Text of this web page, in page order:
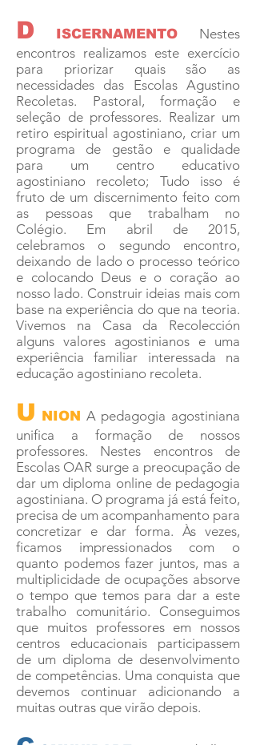
D ISCERNAMENTO
Nestes
encontros realizamos este exercício
para priorizar quais são as
necessidades das Escolas Agustino
Recoletas. Pastoral, formação e
seleção de professores. Realizar um
retiro espiritual agostiniano, criar um
programa de gestão e qualidade
para um centro educativo
agostiniano recoleto; Tudo isso é
fruto de um discernimento feito com
as pessoas que trabalham no
Colégio. Em abril de 2015,
celebramos o segundo encontro,
deixando de lado o processo teórico
e colocando Deus e o coração ao
nosso lado. Construir ideias mais com
base na experiência do que na teoria.
Vivemos na Casa da Recolección
alguns valores agostinianos e uma
experiência familiar interessada na
educação agostiniano recoleta.
U NION A pedagogia agostiniana
unifica a formação de nossos
professores. Nestes encontros de
Escolas OAR surge a preocupação de
dar um diploma online de pedagogia
agostiniana. O programa já está feito,
precisa de um acompanhamento para
concretizar e dar forma. Às vezes,
ficamos impressionados com o
quanto podemos fazer juntos, mas a
multiplicidade de ocupações absorve
o tempo que temos para dar a este
trabalho comunitário. Conseguimos
que muitos professores em nossos
centros educacionais participassem
de um diploma de desenvolvimento
de competências. Uma conquista que
devemos continuar adicionando a
muitas outras que virão depois.